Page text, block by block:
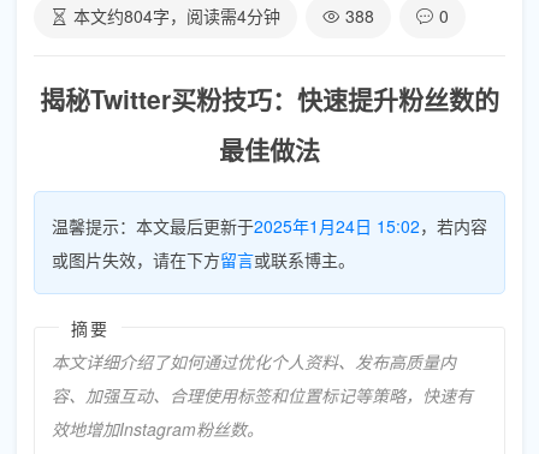
本文约804字，阅读需4分钟 388 0
揭秘Twitter买粉技巧：快速提升粉丝数的
最佳做法
温馨提示：本文最后更新于2025年1月24日 15:02，若内容
或图片失效，请在下方留言或联系博主。
摘要
本文详细介绍了如何通过优化个人资料、发布高质量内
容、加强互动、合理使用标签和位置标记等策略，快速有
效地增加Instagram粉丝数。